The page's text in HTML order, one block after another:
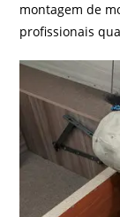
montagem de
profissionais